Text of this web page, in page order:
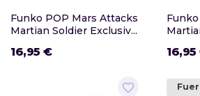
Funko POP Mars Attacks
Martian Soldier Exclusiv...
16,95 €
favorite_border